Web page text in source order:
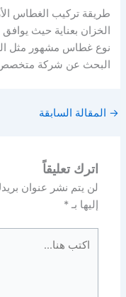
طريقة تركيب الغطاس
الخزان بعناية حيث
نوع غطاس مشهور مثل
البحث عن شركة متخصص
→ المقالة السابقة
اترك تعليقاً
لن يتم نشر عنوان
إليها بـ*